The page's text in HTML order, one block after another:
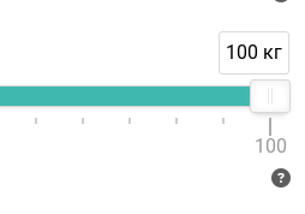
100 кг
100